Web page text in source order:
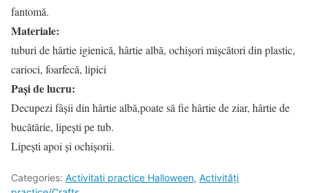
fantomă.
Materiale:
tuburi de hârtie igienică, hârtie albă, ochișori mișcători din plastic,
carioci, foarfecă, lipici
Pași de lucru:
Decupezi fâșii din hârtie albă,poate să fie hârtie de ziar, hârtie de
bucătărie, lipești pe tub.
Lipești apoi și ochișorii.
Categories: Activitati practice Halloween, Activități